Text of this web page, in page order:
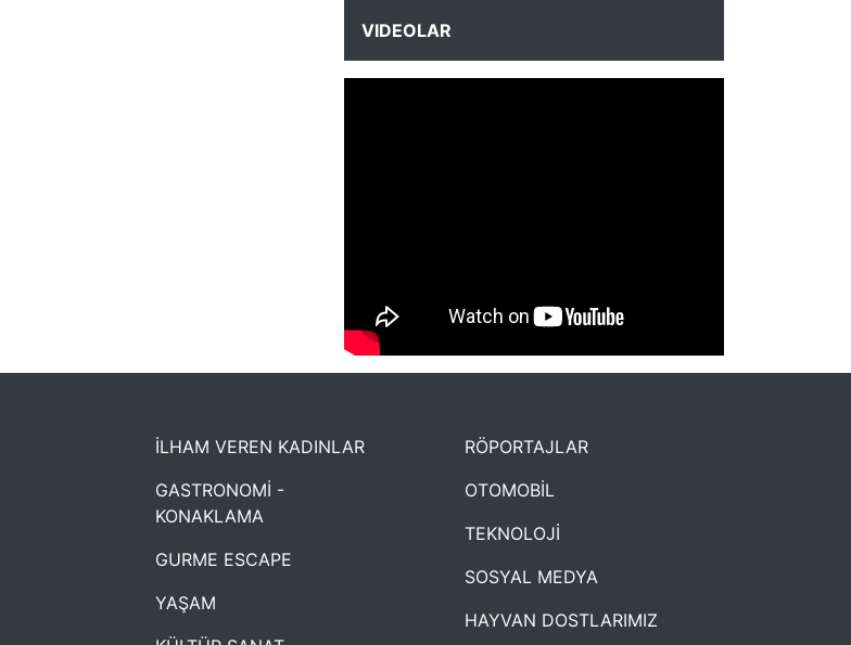
VIDEOLAR
NYXmag 2. Yaş Kutlama Etkinliği
İLHAM VEREN KADINLAR
GASTRONOMİ -
KONAKLAMA
GURME ESCAPE
YAŞAM
RÖPORTAJLAR
OTOMOBİL
TEKNOLOJİ
SOSYAL MEDYA
HAYVAN DOSTLARIMIZ